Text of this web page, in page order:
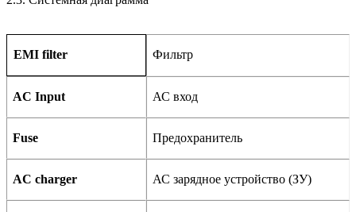
EMI filter Фильтр
AC Input АС вход
Fuse Предохранитель
AC charger АС зарядное устройство (ЗУ)